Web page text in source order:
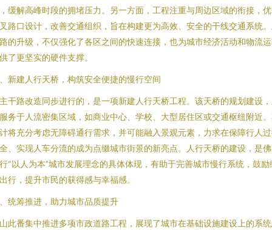
缓解高峰时段的拥堵压力。另一方面，工程注重与周边区域的衔接，
路口设计，改善交通组织，旨在构建更为高效、安全的干线交通系统
的升级，不仅强化了各区之间的快速连接，也为城市经济活动和物流
了更坚实的硬件支撑。
新建人行天桥，构筑安全便捷的慢行空间
干路改造同步进行的，是一项新建人行天桥工程。该天桥的规划建设
务于人流密集区域，如商业中心、学校、大型居住区或交通枢纽附近
将充分考虑无障碍通行需求，并可能融入景观元素，力求在保障行人
、实现人车分流的成为点缀城市街景的新亮点。人行天桥的建设，是
“以人为本”城市发展理念的具体体现，有助于完善城市慢行系统，鼓励
行，提升市民的获得感与幸福感。
统筹推进，助力城市品质提升
此番集中推进多项市政道路工程，展现了城市在基础设施建设上的系